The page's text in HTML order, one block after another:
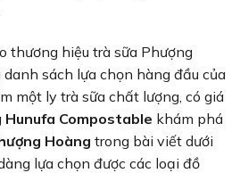
thương hiệu trà sữa Phượng
sách lựa chọn hàng đầu của
một ly trà sữa chất lượng, có giá
Hunufa Compostable khám phá
Hoàng trong bài viết dưới
lựa chọn được các loại đồ